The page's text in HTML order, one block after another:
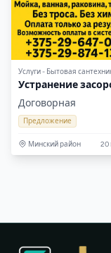
Услуги - Бытовая
Устранение
Договорная
Предложение
Минский район 20